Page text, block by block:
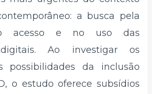
a busca pela
acesso e no uso das
Ao investigar os
possibilidades da inclusão
o estudo oferece subsídios